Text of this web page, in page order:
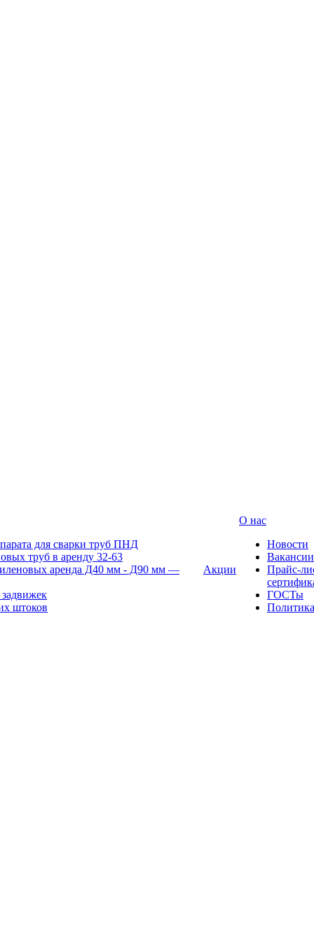
для сварки труб ПНД
труб в аренду 32-63
аренда Д40 мм - Д90 мм —
штоков
Акции
О нас
Новости
Вакансии
Прайс-
ГОСТы
Политика